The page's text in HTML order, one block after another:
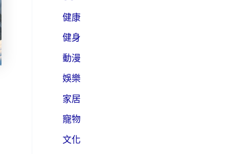
健康
健身
動漫
娛樂
家居
寵物
文化